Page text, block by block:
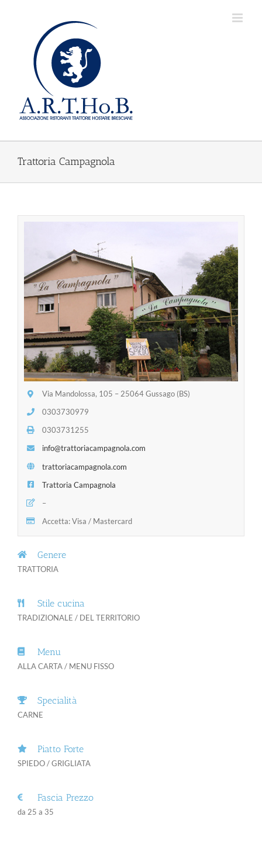
Trattoria Campagnola
Via Mandolossa, 105 – 25064 Gussago (BS)
0303730979
0303731255
info@trattoriacampagnola.com
trattoriacampagnola.com
Trattoria Campagnola
–
Accetta: Visa / Mastercard
Genere
TRATTORIA
Stile cucina
TRADIZIONALE / DEL TERRITORIO
Menu
ALLA CARTA / MENU FISSO
Specialità
CARNE
Piatto Forte
SPIEDO / GRIGLIATA
Fascia Prezzo
da 25 a 35